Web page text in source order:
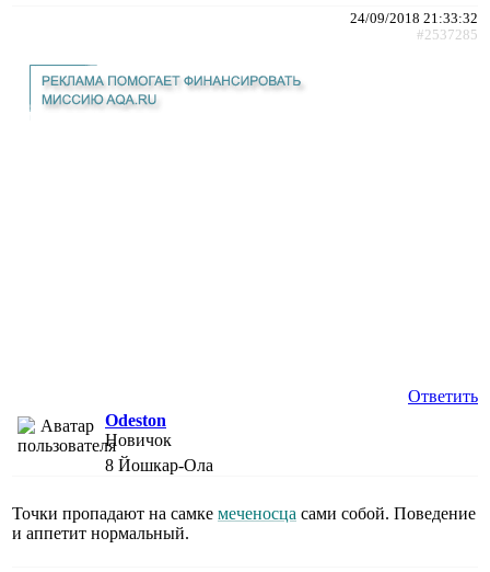
24/09/2018 21:33:32
#2537285
Ответить
Odeston
Новичок
8 Йошкар-Ола
Точки пропадают на самке меченосца сами собой. Поведение
и аппетит нормальный.